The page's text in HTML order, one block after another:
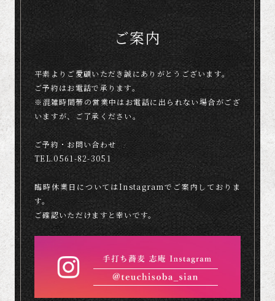
ご案内
平素よりご愛顧いただき誠にありがとうございます。
ご予約はお電話で承ります。
※混雑時間帯の営業中はお電話に出られない場合がござ
いますが、ご了承ください。
ご予約・お問い合わせ
TEL.0561-82-3051
臨時休業日についてはInstagramでご案内しておりま
す。
ご確認いただけますと幸いです。